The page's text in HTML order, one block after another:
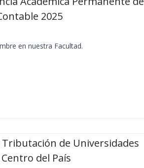
2025
en nuestra Facultad.
Tributación de Universidades
del País